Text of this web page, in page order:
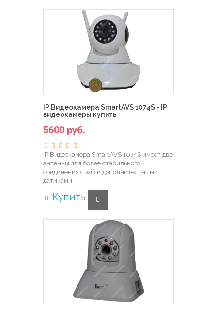
IP Видеокамера SmartAVS 1074S - IP
видеокамеры купить
5600 руб.
IP Видеокамера SmartAVS 1074S имеет две
антенны для более стабильного
соединения с wifi и дополнительными
датиками
Купить